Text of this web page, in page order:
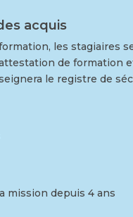
acquis
formation, les stagiaires
de formation
le registre de
mission depuis 4 ans